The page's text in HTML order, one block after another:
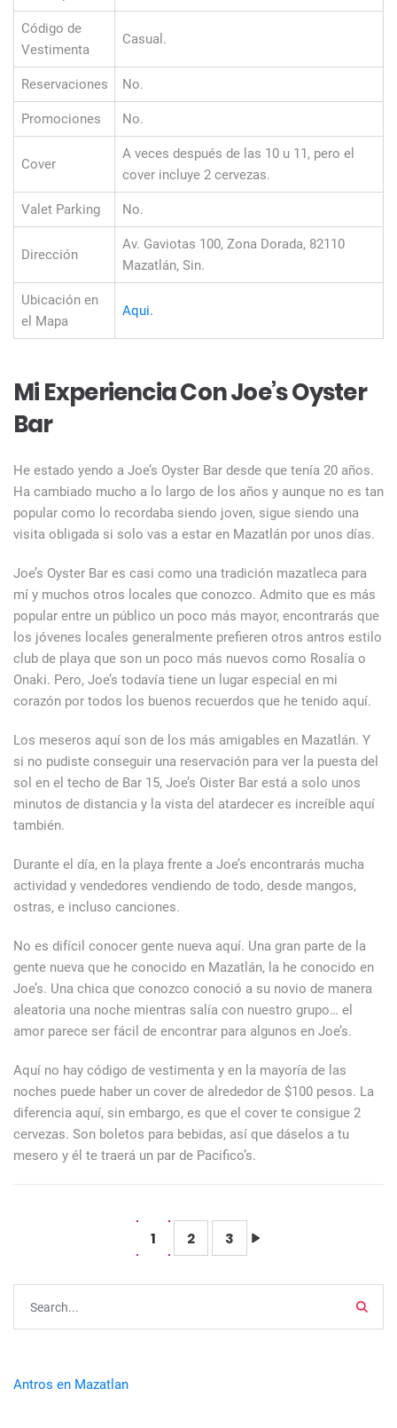
Código de
Vestimenta
Casual.
Reservaciones No.
Promociones No.
Cover
A veces después de las 10 u 11, pero el
cover incluye 2 cervezas.
Valet Parking No.
Dirección
Av. Gaviotas 100, Zona Dorada, 82110
Mazatlán, Sin.
Ubicación en
el Mapa
Aqui.
Mi Experiencia Con Joe’s Oyster
Bar
He estado yendo a Joe’s Oyster Bar desde que tenía 20 años.
Ha cambiado mucho a lo largo de los años y aunque no es tan
popular como lo recordaba siendo joven, sigue siendo una
visita obligada si solo vas a estar en Mazatlán por unos días.
Joe’s Oyster Bar es casi como una tradición mazatleca para
mí y muchos otros locales que conozco. Admito que es más
popular entre un público un poco más mayor, encontrarás que
los jóvenes locales generalmente prefieren otros antros estilo
club de playa que son un poco más nuevos como Rosalía o
Onaki. Pero, Joe’s todavía tiene un lugar especial en mi
corazón por todos los buenos recuerdos que he tenido aquí.
Los meseros aquí son de los más amigables en Mazatlán. Y
si no pudiste conseguir una reservación para ver la puesta del
sol en el techo de Bar 15, Joe’s Oister Bar está a solo unos
minutos de distancia y la vista del atardecer es increíble aquí
también.
Durante el día, en la playa frente a Joe’s encontrarás mucha
actividad y vendedores vendiendo de todo, desde mangos,
ostras, e incluso canciones.
No es difícil conocer gente nueva aquí. Una gran parte de la
gente nueva que he conocido en Mazatlán, la he conocido en
Joe’s. Una chica que conozco conoció a su novio de manera
aleatoria una noche mientras salía con nuestro grupo… el
amor parece ser fácil de encontrar para algunos en Joe’s.
Aquí no hay código de vestimenta y en la mayoría de las
noches puede haber un cover de alrededor de $100 pesos. La
diferencia aquí, sin embargo, es que el cover te consigue 2
cervezas. Son boletos para bebidas, así que dáselos a tu
mesero y él te traerá un par de Pacifico’s.
1 2 3
Antros en Mazatlan